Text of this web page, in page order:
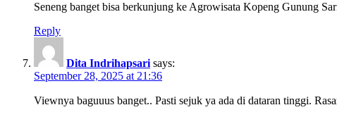
Seneng banget bisa berkunjung ke Agrowisata Kopeng Gunung
Reply
Dita Indrihapsari says:
September 28, 2025 at 21:36
Viewnya baguuus banget.. Pasti sejuk ya ada di dataran tinggi.